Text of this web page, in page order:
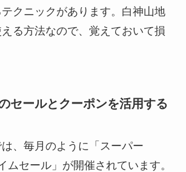
クニックがあります。白神山地
る方法なので、覚えておいて損
セールとクーポンを活用する
、毎月のように「スーパー
ムセール」が開催されています。